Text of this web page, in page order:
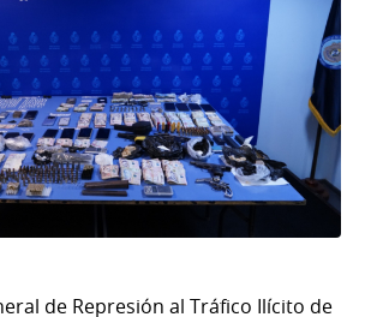
de Represión al Tráfico Ilícito de